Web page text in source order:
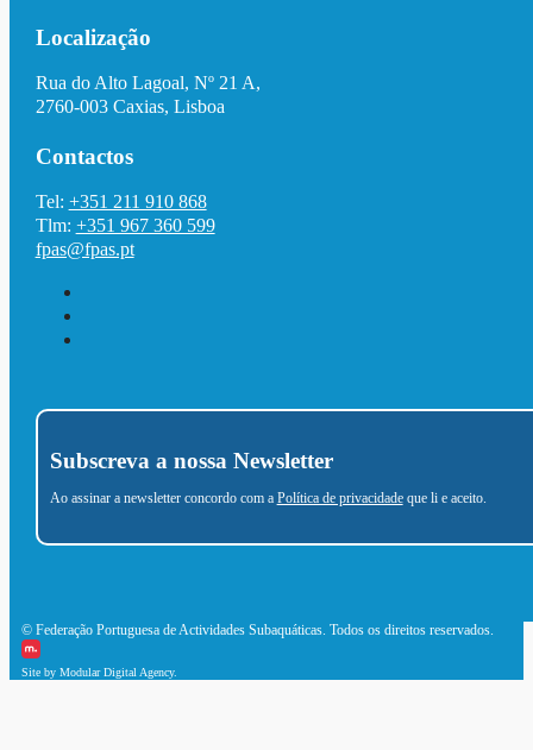
Localização
Rua do Alto Lagoal, Nº 21 A,
2760-003 Caxias, Lisboa
Contactos
Tel: +351 211 910 868
Tlm: +351 967 360 599
fpas@fpas.pt
Subscreva a nossa Newsletter
Ao assinar a newsletter concordo com a Política de privacidadeque li e aceito.
© Federação Portuguesa de Actividades Subaquáticas. Todos os direitos reservados.
Site by Modular Digital Agency.